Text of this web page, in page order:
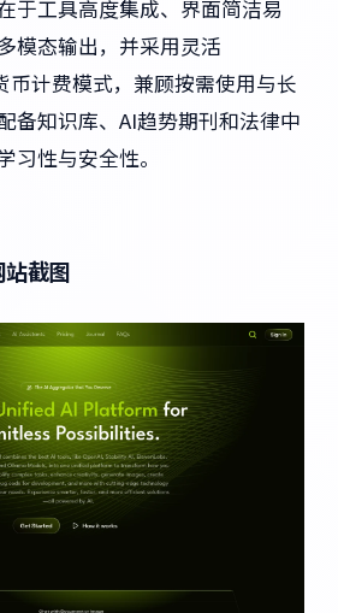
于工具高度集成、界面简洁易
模态输出，并采用灵活
计费模式，兼顾按需使用与长
备知识库、AI趋势期刊和法律中
习性与安全性。
截图